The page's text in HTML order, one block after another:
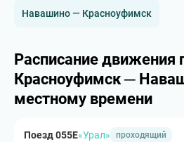
Навашино — Красноуфимск
Расписание движения
Красноуфимск ─
местному времени
Поезд 055Е«Урал» проходящий